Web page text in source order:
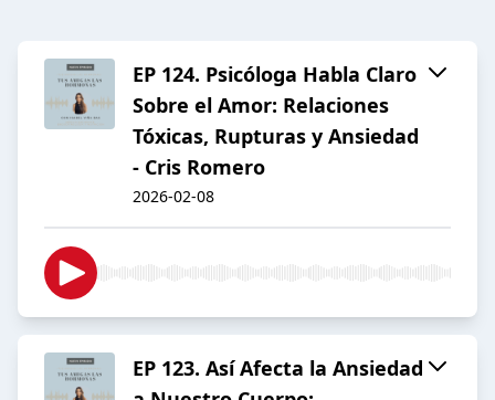
EP 124. Psicóloga Habla Claro
Sobre el Amor: Relaciones
Tóxicas, Rupturas y Ansiedad
- Cris Romero
2026-02-08
EP 123. Así Afecta la Ansiedad